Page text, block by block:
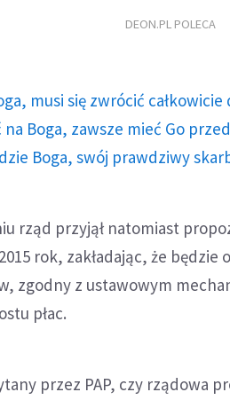
DEON.PL POLECA
musi się zwrócić
Boga, zawsze mieć Go
Boga, swój prawdziwy
rząd przyjął natomiast
rok, zakładając, że będzie
zgodny z ustawowym
płac.
przez PAP, czy rządowa